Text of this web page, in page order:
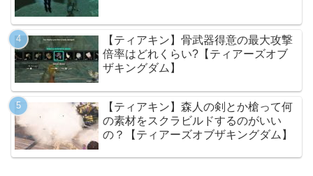
【ティアキン】骨武器得意の最大攻撃
倍率はどれくらい?【ティアーズオブ
ザキングダム】
【ティアキン】森人の剣とか槍って何
の素材をスクラビルドするのがいい
の？【ティアーズオブザキングダム】